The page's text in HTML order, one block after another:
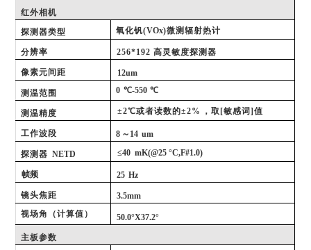
红外相机
探测器类型
氧化钒(VOx)微测辐射热计
分辨率 256*192 高灵敏度探测器
像素元间距 12um
测温范围 0 ℃-550 ℃
测温精度 ±2℃或者读数的±2% ，取[敏感词]值
工作波段 8 ～ 14 um
探测器 NETD ≤40 mK(@25 °C,F#1.0)
帧频 25 Hz
镜头焦距 3.5mm
视场角（计算值）
50.0°X37.2°
主板参数